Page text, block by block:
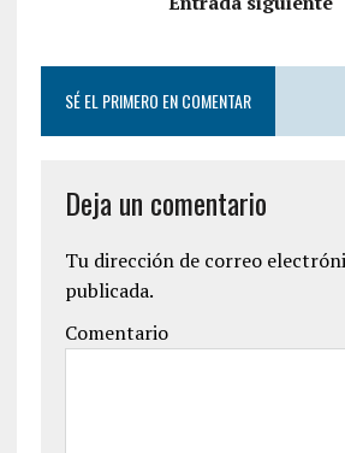
SÉ EL PRIMERO EN COMENTAR
Deja un comentario
Tu dirección de correo
publicada.
Comentario